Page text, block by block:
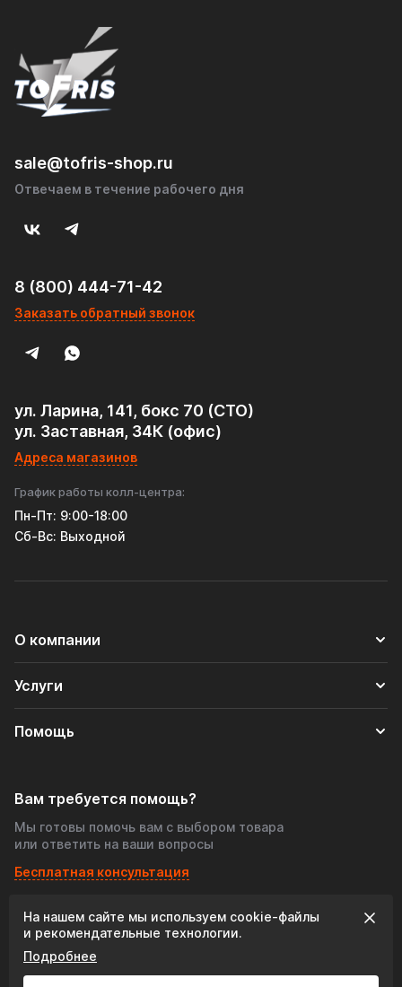
sale@tofris-shop.ru
Отвечаем в течение рабочего дня
8 (800) 444-71-42
Заказать обратный звонок
ул. Ларина, 141, бокс 70 (СТО)
ул. Заставная, 34К (офис)
Адреса магазинов
График работы колл-центра:
Пн-Пт: 9:00-18:00
Cб-Вс: Выходной
О компании
Услуги
Помощь
Вам требуется помощь?
Мы готовы помочь вам с выбором товара
или ответить на ваши вопросы
Бесплатная консультация
© 2026 «Tofris-shop», Все права защищены
На нашем сайте мы используем cookie‑файлы
и рекомендательные технологии.
Подробнее